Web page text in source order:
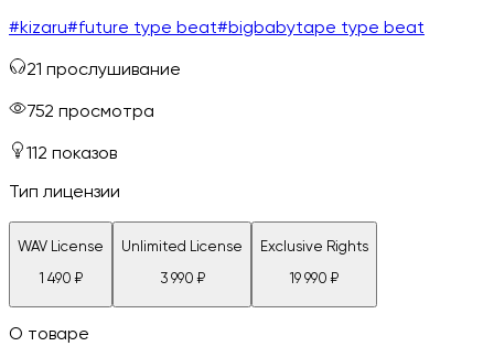
#kizaru#future type beat#bigbabytape type beat
21 прослушивание
752 просмотра
112 показов
Тип лицензии
WAV License
1 490 ₽
Unlimited License
3 990 ₽
Exclusive Rights
19 990 ₽
О товаре